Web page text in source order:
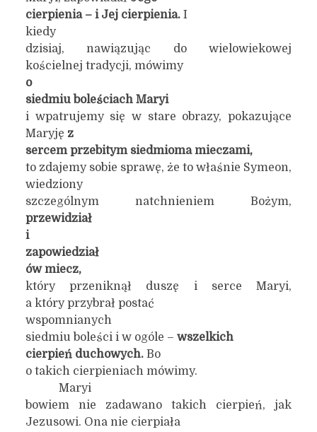
cierpienia – i Jej cierpienia. I
kiedy
dzisiaj, nawiązując do wielowiekowej
kościelnej tradycji, mówimy
o
siedmiu boleściach Maryi
i wpatrujemy się w stare obrazy, pokazujące
Maryję z
sercem przebitym siedmioma mieczami,
to zdajemy sobie sprawę, że to właśnie Symeon,
wiedziony
szczególnym natchnieniem Bożym,
przewidział
i
zapowiedział
ów miecz,
który przeniknął duszę i serce Maryi,
a który przybrał postać
wspomnianych
siedmiu boleści i w ogóle – wszelkich
cierpień duchowych. Bo
o takich cierpieniach mówimy.
Maryi
bowiem nie zadawano takich cierpień, jak
Jezusowi. Ona nie cierpiała